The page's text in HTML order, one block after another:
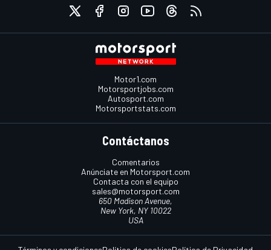
Motor1.com
Motorsportjobs.com
Autosport.com
Motorsportstats.com
Contáctanos
Comentarios
Anúnciate en Motorsport.com
Contacta con el equipo
sales@motorsport.com
650 Madison Avenue,
New York, NY 10022
USA